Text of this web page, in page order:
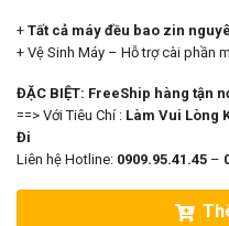
+ Tất cả máy đều bao zin
+ Vệ Sinh Máy – Hỗ trợ cài phần
ĐẶC BIỆT: FreeShip hàng tận
==> Với Tiêu Chí : Làm Vui Lòng
Đi
Liên hệ Hotline: 0909.95.41.45 –